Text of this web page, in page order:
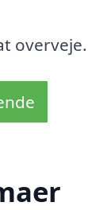
overveje.